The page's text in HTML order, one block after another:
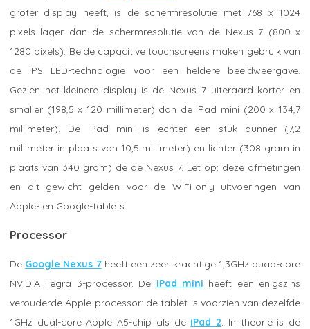
groter display heeft, is de schermresolutie met 768 x 1024
pixels lager dan de schermresolutie van de Nexus 7 (800 x
1280 pixels). Beide capacitive touchscreens maken gebruik van
de IPS LED-technologie voor een heldere beeldweergave.
Gezien het kleinere display is de Nexus 7 uiteraard korter en
smaller (198,5 x 120 millimeter) dan de iPad mini (200 x 134,7
millimeter). De iPad mini is echter een stuk dunner (7,2
millimeter in plaats van 10,5 millimeter) en lichter (308 gram in
plaats van 340 gram) de de Nexus 7. Let op: deze afmetingen
en dit gewicht gelden voor de WiFi-only uitvoeringen van
Apple- en Google-tablets.
Processor
De Google Nexus 7heeft een zeer krachtige 1,3GHz quad-core
NVIDIA Tegra 3-processor. De iPad mini heeft een enigszins
verouderde Apple-processor: de tablet is voorzien van dezelfde
1GHz dual-core Apple A5-chip als de iPad 2 . In theorie is de